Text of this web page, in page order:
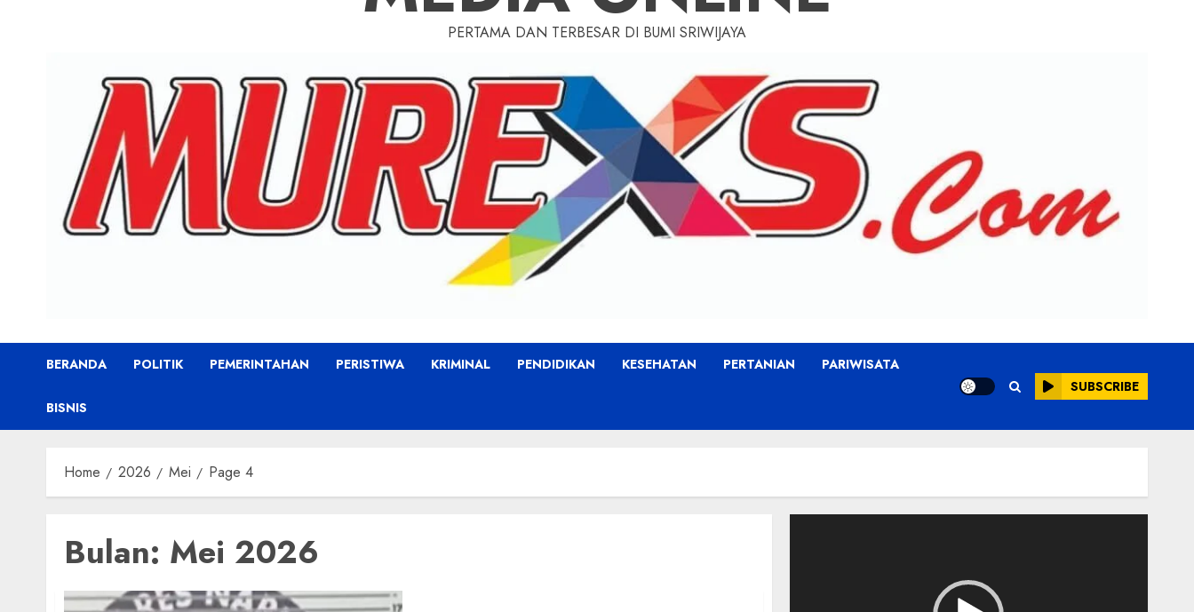
PERTAMA DAN TERBESAR DI BUMI SRIWIJAYA
BERANDA POLITIK PEMERINTAHAN PERISTIWA KRIMINAL PENDIDIKAN KESEHATAN PERTANIAN PARIWISATA
BISNIS
SUBSCRIBE
Home 2026 Mei Page 4
Bulan: Mei 2026